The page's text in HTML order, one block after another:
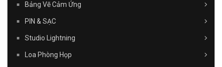
Bảng Vẽ Cảm Ứng
PIN & SẠC
Studio Lightning
Loa Phòng Họp